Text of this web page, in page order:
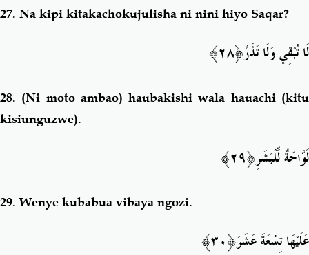
27. Na kipi kitakachokujulisha ni nini hiyo Saqar?
لَا تُبْقِي وَلَا تَذَرُ﴿٢٨﴾
28. (Ni moto ambao) haubakishi wala hauachi (kitu
kisiunguzwe).
لَوَّاحَةٌ لِّلْبَشَرِ﴿٢٩﴾
29. Wenye kubabua vibaya ngozi.
عَلَيْهَا تِسْعَةَ عَشَرَ﴿٣٠﴾